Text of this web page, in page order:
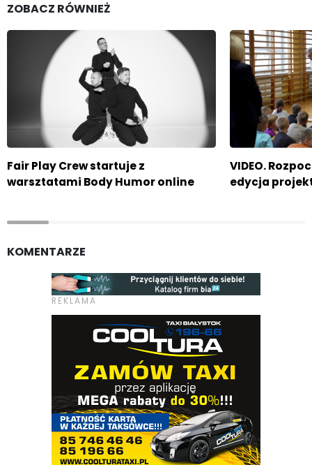
ZOBACZ RÓWNIEŻ
Fair Play Crew startuje z
warsztatami Body Humor online
VIDEO.
edycja
KOMENTARZE